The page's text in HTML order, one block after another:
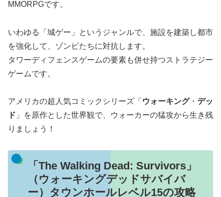
MMORPGです。
いわゆる「城ゲー」というジャンルで、施設を建築し都市
を強化して、ゾンビたちに対抗します。
タワーディフェンスゲームの要素も併せ持つストラテジー
ゲームです。
アメリカの超人気コミックシリーズ「 ウォーキング・ デッ
ド 」を原作とした世界観で、ウォーカーの猛攻から生き残
りましょう！
「The Walking Dead: Survivors」
（ウォーキングデッドサバイバ
ー）タウンホールレベル15の攻略